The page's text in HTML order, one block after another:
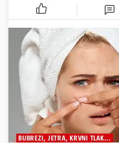
BUBREZI, JETRA, KRVNI TLAK...